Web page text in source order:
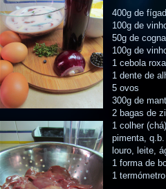
400g de
100g de
50g de
100g de
1 cebola
1 dente de
5 ovos
300g de
2 bagas de
1 colher
pimenta, q.b.
louro, leite,
1 forma de
1